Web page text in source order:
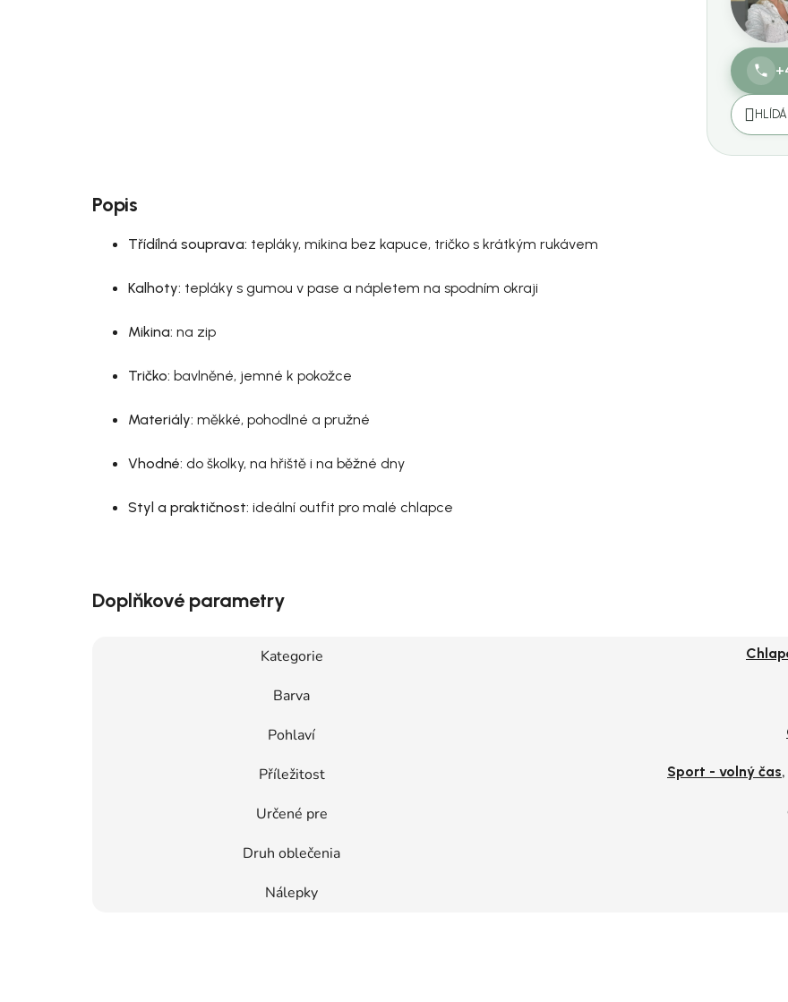
Popis
Třídílná souprava: tepláky, mikina bez kapuce, tričko s krátkým rukávem
Kalhoty: tepláky s gumou v pase a nápletem na spodním okraji
Mikina: na zip
Tričko: bavlněné, jemné k pokožce
Materiály: měkké, pohodlné a pružné
Vhodné: do školky, na hřiště i na běžné dny
Styl a praktičnost: ideální outfit pro malé chlapce
Doplňkové parametry
Kategorie
Barva
Pohlaví
Příležitost Sport - volný čas,
Určené pre
Druh oblečenia
Nálepky